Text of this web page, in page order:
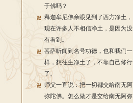
于佛吗？
释迦牟尼佛亲眼见到了西方净土，
现在许多人不相信净土，是因为没
有看到。
菩萨听闻到名号功德，也和我们一
样，想往生净土了，不靠自己修行
了。
师父一直说：把一切都交给南无阿
弥陀佛。怎么做才是交给南无阿弥